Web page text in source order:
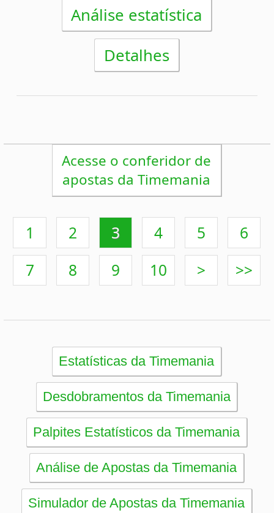
Login / Cadastro
+Milionária
Dia de Sorte
Super Sete
Timemania
Dupla-Sena
Lotomania
Loteca
Lotogol
Powerball
Mega Millions
Euromillions
ESTATÍSTICAS
Mega-Sena
Lotofácil